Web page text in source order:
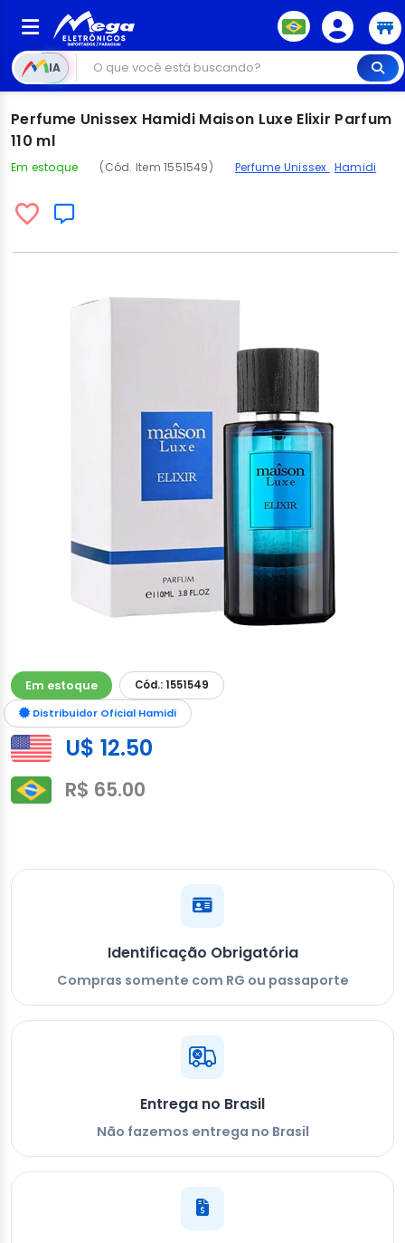
IA
Perfume Unissex Hamidi Maison Luxe Elixir Parfum
110 ml
Em estoque (Cód. Item 1551549) Perfume Unissex Hamidi
Em estoque
Cód.: 1551549
Distribuidor Oficial Hamidi
U$ 12.50
R$ 65.00
Identificação Obrigatória
Compras somente com RG ou passaporte
Entrega no Brasil
Não fazemos entrega no Brasil